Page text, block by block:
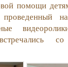
помощи